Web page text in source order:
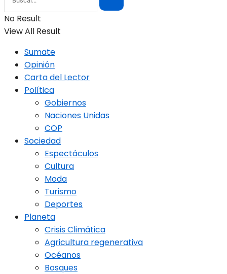
No Result
View All Result
Sumate
Opinión
Carta del Lector
Política
Gobiernos
Naciones Unidas
COP
Sociedad
Espectáculos
Cultura
Moda
Turismo
Deportes
Planeta
Crisis Climática
Agricultura regenerativa
Océanos
Bosques